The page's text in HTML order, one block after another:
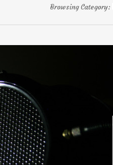
Browsing Category: